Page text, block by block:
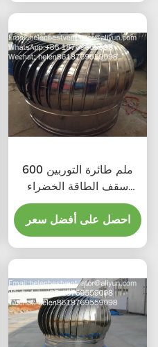
600 ملم طائرة التوربين
سقف الطاقة الخضراء
مروحة الصرف الصحي
احصل على أفضل سعر